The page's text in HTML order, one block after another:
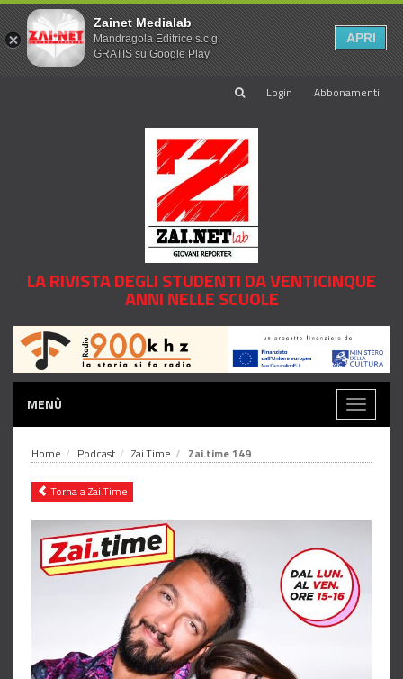
Login Abbonamenti
LA RIVISTA DEGLI STUDENTI DA VENTICINQUE
ANNI NELLE SCUOLE
MENÙ
Toggle
Home Podcast Zai.Time Zai.time 149
Torna a Zai.Time
Zainet Medialab
Mandragola Editrice s.c.g.
GRATIS su Google Play
APRI